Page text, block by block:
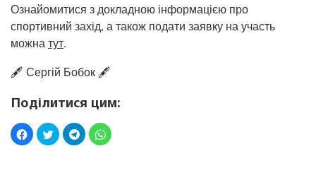
Ознайомитися з докладною інформацією про
спортивний захід, а також подати заявку на участь
можна тут.
🖋️ Сергій Бобок 🖋️
Поділитися цим: